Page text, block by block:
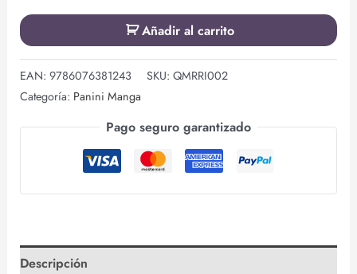
Añadir al carrito
EAN: 9786076381243 SKU: QMRRI002
Categoría: Panini Manga
Pago seguro garantizado
Descripción